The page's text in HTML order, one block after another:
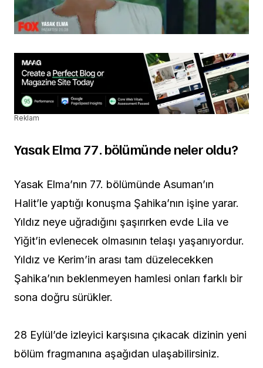
Reklam
Yasak Elma 77. bölümünde neler oldu?
Yasak Elma’nın 77. bölümünde Asuman’ın
Halit’le yaptığı konuşma Şahika’nın işine yarar.
Yıldız neye uğradığını şaşırırken evde Lila ve
Yiğit’in evlenecek olmasının telaşı yaşanıyordur.
Yıldız ve Kerim’in arası tam düzelecekken
Şahika’nın beklenmeyen hamlesi onları farklı bir
sona doğru sürükler.
28 Eylül’de izleyici karşısına çıkacak dizinin yeni
bölüm fragmanına aşağıdan ulaşabilirsiniz.